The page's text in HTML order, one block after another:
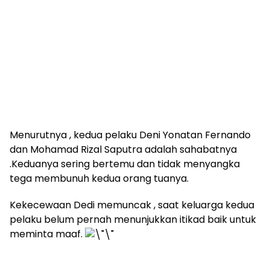
Menurutnya , kedua pelaku Deni Yonatan Fernando
dan Mohamad Rizal Saputra adalah sahabatnya
.Keduanya sering bertemu dan tidak menyangka
tega membunuh kedua orang tuanya.
Kekecewaan Dedi memuncak , saat keluarga kedua
pelaku belum pernah menunjukkan itikad baik untuk
meminta maaf.